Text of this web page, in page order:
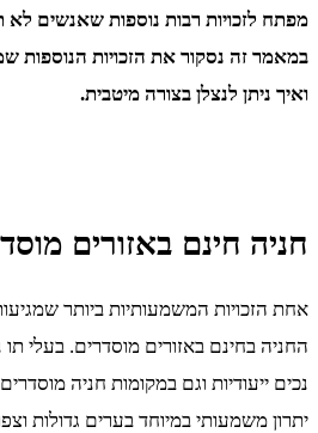
מפתח לזכויות רבות נוספות שאנשים לא
במאמר זה נסקור את הזכויות הנוספות
ואיך ניתן לנצלן בצורה מיטבית.
חניה חינם באזורים
אחת הזכויות המשמעותיות ביותר
החניה בחינם באזורים מוסדרים. בעלי תו
נכים ייעודיות וגם במקומות חניה
יתרון משמעותי במיוחד בערים גדולות